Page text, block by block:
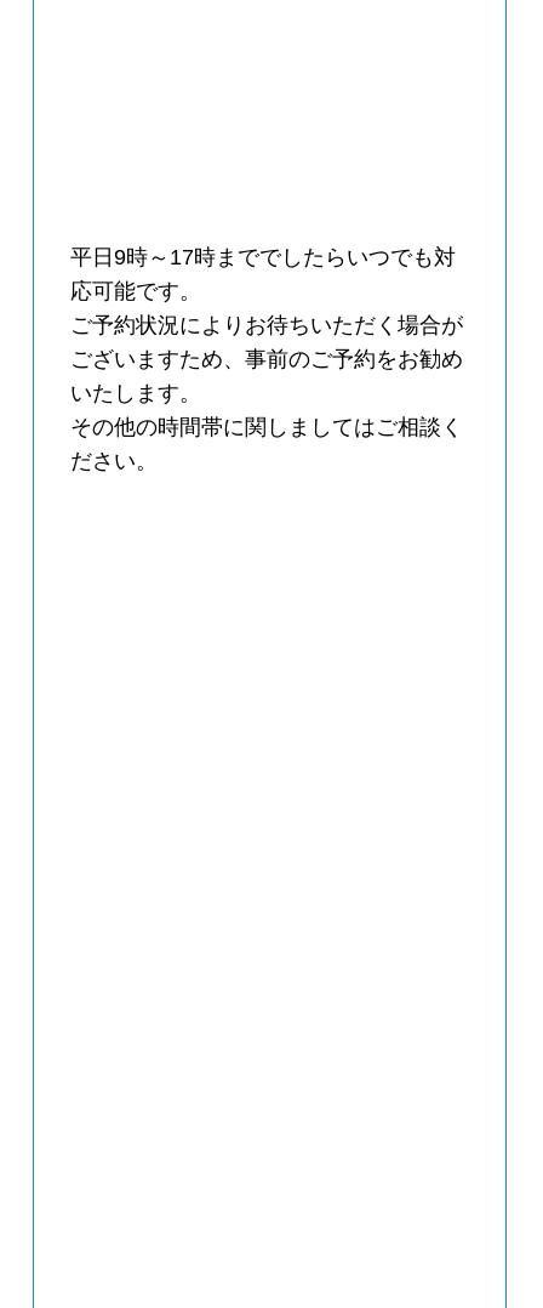
平日9時～17時まででしたらいつでも対
応可能です。
ご予約状況によりお待ちいただく場合が
ございますため、事前のご予約をお勧め
いたします。
その他の時間帯に関しましてはご相談く
ださい。